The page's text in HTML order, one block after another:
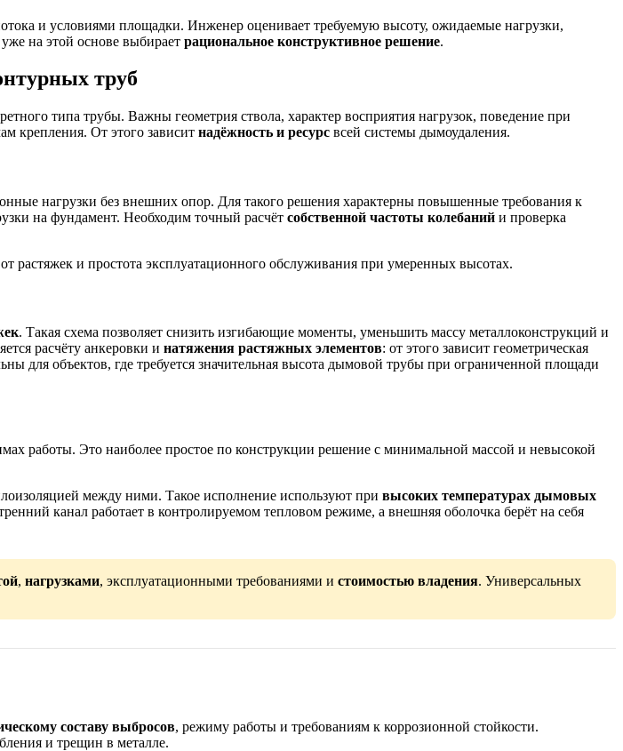
и условиями площадки. Инженер оценивает требуемую высоту, ожидаемые нагрузки,
на этой основе выбирает рациональное конструктивное решение.
труб
типа трубы. Важны геометрия ствола, характер восприятия нагрузок, поведение при
крепления. От этого зависит надёжность и ресурс всей системы дымоудаления.
нагрузки без внешних опор. Для такого решения характерны повышенные требования к
на фундамент. Необходим точный расчёт собственной частоты колебаний и проверка
растяжек и простота эксплуатационного обслуживания при умеренных высотах.
. Такая схема позволяет снизить изгибающие моменты, уменьшить массу металлоконструкций и
расчёту анкеровки и натяжения растяжных элементов: от этого зависит геометрическая
для объектов, где требуется значительная высота дымовой трубы при ограниченной площади
работы. Это наиболее простое по конструкции решение с минимальной массой и невысокой
между ними. Такое исполнение используют при высоких температурах дымовых
канал работает в контролируемом тепловом режиме, а внешняя оболочка берёт на себя
, нагрузками, эксплуатационными требованиями и стоимостью владения. Универсальных
составу выбросов, режиму работы и требованиям к коррозионной стойкости.
и трещин в металле.